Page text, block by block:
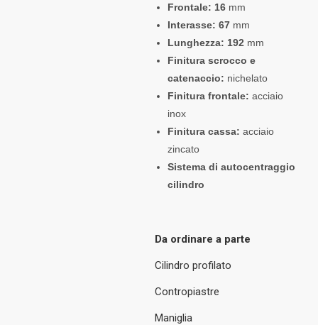
Frontale: 16 mm
Interasse: 67 mm
Lunghezza: 192 mm
Finitura scrocco e
catenaccio: nichelato
Finitura frontale:acciaio
inox
Finitura cassa:acciaio
zincato
Sistema di autocentraggio
cilindro
Da ordinare a parte
Cilindro profilato
Contropiastre
Maniglia